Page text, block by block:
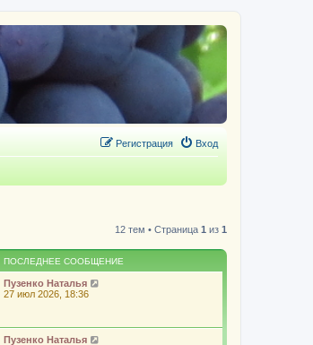
Вход
Регистрация
12 тем • Страница 1 из 1
ПОСЛЕДНЕЕ СООБЩЕНИЕ
Пузенко Наталья
27 июл 2026, 18:36
Пузенко Наталья